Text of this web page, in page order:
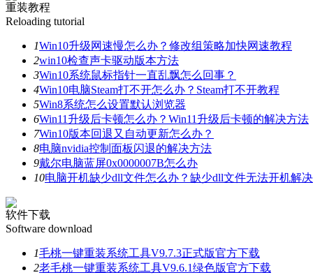
重装教程
Reloading tutorial
1Win10升级网速慢怎么办？修改组策略加快网速教程
2win10检查声卡驱动版本方法
3Win10系统鼠标指针一直乱飘怎么回事？
4Win10电脑Steam打不开怎么办？Steam打不开教程
5Win8系统怎么设置默认浏览器
6Win11升级后卡顿怎么办？Win11升级后卡顿的解决方法
7Win10版本回退又自动更新怎么办？
8电脑nvidia控制面板闪退的解决方法
9戴尔电脑蓝屏0x0000007B怎么办
10电脑开机缺少dll文件怎么办？缺少dll文件无法开机解
软件下载
Software download
1毛桃一键重装系统工具V9.7.3正式版官方下载
2老毛桃一键重装系统工具V9.6.1绿色版官方下载